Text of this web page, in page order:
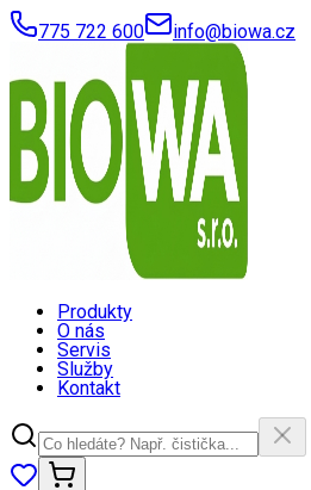
775 722 600 info@biowa.cz
Produkty
O nás
Servis
Služby
Kontakt